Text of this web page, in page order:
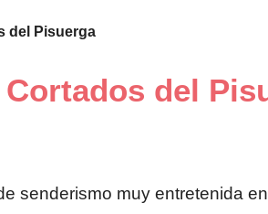
del Pisuerga
del
senderismo muy entretenida